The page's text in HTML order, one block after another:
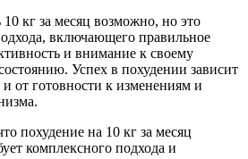
кг за месяц возможно, но это
включающего правильное
и внимание к своему
Успех в похудении зависит
от готовности к изменениям и
похудение на 10 кг за месяц
комплексного подхода и